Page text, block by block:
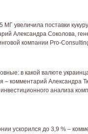
МГ увеличила поставки
Александра Соколова,
компании Pro-
в какой валюте
– комментарий Александра
анализа
ускорился до 3,9 % –